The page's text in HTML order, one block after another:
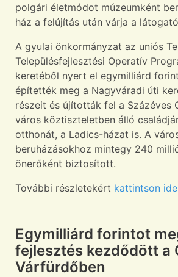
polgári életmódot múzeumként
ház a felújítás után várja a
A gyulai önkormányzat az uniós
Településfejlesztési Operatív
keretéből nyert el egymilliárd
építették meg a Nagyváradi úti
részeit és újították fel a Százéves
város köztiszteletben álló
otthonát, a Ladics-házat is. A
beruházásokhoz mintegy 240
önerőként biztosított.
További részletekért kattintson
Egymilliárd forintot
fejlesztés kezdődött a
Várfürdőben